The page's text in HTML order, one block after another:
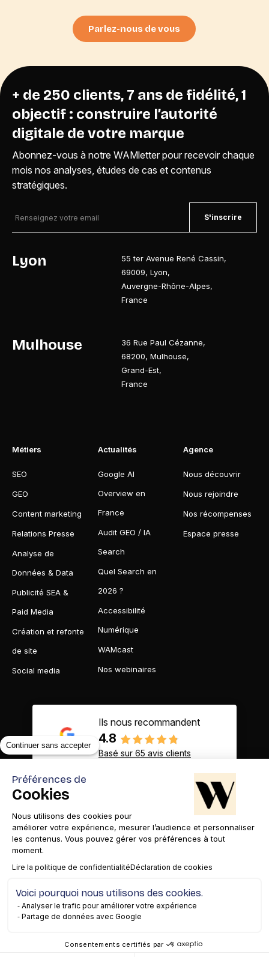
Parlez-nous de vous
+ de 250 clients, 7 ans de fidélité, 1
objectif : construire l’autorité
digitale de votre marque
Abonnez-vous à notre WAMletter pour recevoir chaque
mois nos analyses, études de cas et contenus
stratégiques.
S'inscrire
Lyon 55 ter Avenue René Cassin,
69009,Lyon,
Auvergne-Rhône-Alpes,
France
Mulhouse 36 Rue Paul Cézanne,
68200,Mulhouse,
Grand-Est,
France
Métiers
SEO
GEO
Content marketing
Relations Presse
Analyse de
Données & Data
Publicité SEA &
Paid Media
Création et refonte
de site
Social media
Actualités
Google AI
Overview en
France
Audit GEO / IA
Search
Quel Search en
2026 ?
Accessibilité
Numérique
WAMcast
Nos webinaires
Agence
Nous découvrir
Nous rejoindre
Nos récompenses
Espace presse
Ils nous recommandent
4.8
Basé sur 65 avis clients
Contact Appelez-nous
Mentions légales Gestion des cookies Confidentialité
Continuer sans accepter
Préférences de
Cookies
Nous utilisons des cookies pour
améliorer votre expérience, mesurer l’audience et personnaliser
les contenus. Vous pouvez gérer vos préférences à tout
moment.
Lire la politique de confidentialitéDéclaration de cookies
Voici pourquoi nous utilisons des cookies.
Analyser le trafic pour améliorer votre expérience
Partage de données avec Google
Consentements certifiés par